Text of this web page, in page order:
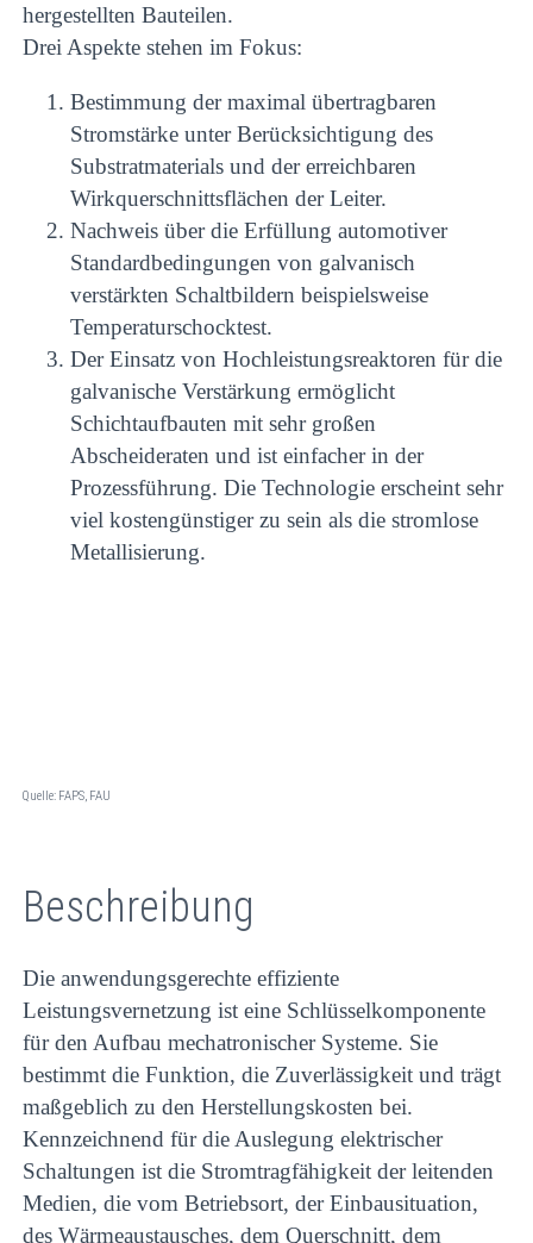
hergestellten Bauteilen.
Drei Aspekte stehen im Fokus:
Bestimmung der maximal übertragbaren
Stromstärke unter Berücksichtigung des
Substratmaterials und der erreichbaren
Wirkquerschnittsflächen der Leiter.
Nachweis über die Erfüllung automotiver
Standardbedingungen von galvanisch
verstärkten Schaltbildern beispielsweise
Temperaturschocktest.
Der Einsatz von Hochleistungsreaktoren für die
galvanische Verstärkung ermöglicht
Schichtaufbauten mit sehr großen
Abscheideraten und ist einfacher in der
Prozessführung. Die Technologie erscheint sehr
viel kostengünstiger zu sein als die stromlose
Metallisierung.
Quelle: FAPS, FAU
Beschreibung
Die anwendungsgerechte effiziente
Leistungsvernetzung ist eine Schlüsselkomponente
für den Aufbau mechatronischer Systeme. Sie
bestimmt die Funktion, die Zuverlässigkeit und trägt
maßgeblich zu den Herstellungskosten bei.
Kennzeichnend für die Auslegung elektrischer
Schaltungen ist die Stromtragfähigkeit der leitenden
Medien, die vom Betriebsort, der Einbausituation,
des Wärmeaustausches, dem Querschnitt, dem